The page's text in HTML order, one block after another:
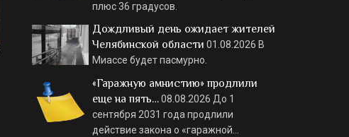
плюс 36 градусов.
Дождливый день ожидает жителей
Челябинской области 01.08.2026 В
Миассе будет пасмурно.
«Гаражную амнистию» продлили
еще на пять…08.08.2026 До 1
сентября 2031 года продлили
действие закона о «гаражной…